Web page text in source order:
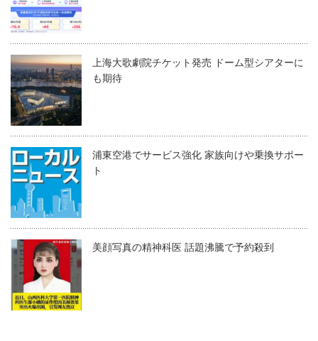
上海大歌劇院チケット発売 ドーム型シアターに
も期待
浦東空港でサービス強化 家族向けや乗換サポー
ト
美顔写真の精神科医 話題沸騰で予約殺到